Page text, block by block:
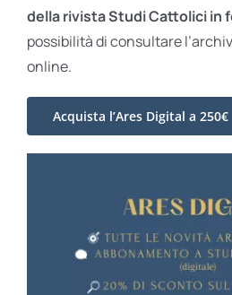
della rivista Studi Cattolici in
possibilità di consultare
online.
Acquista l’Ares Digital a 250€